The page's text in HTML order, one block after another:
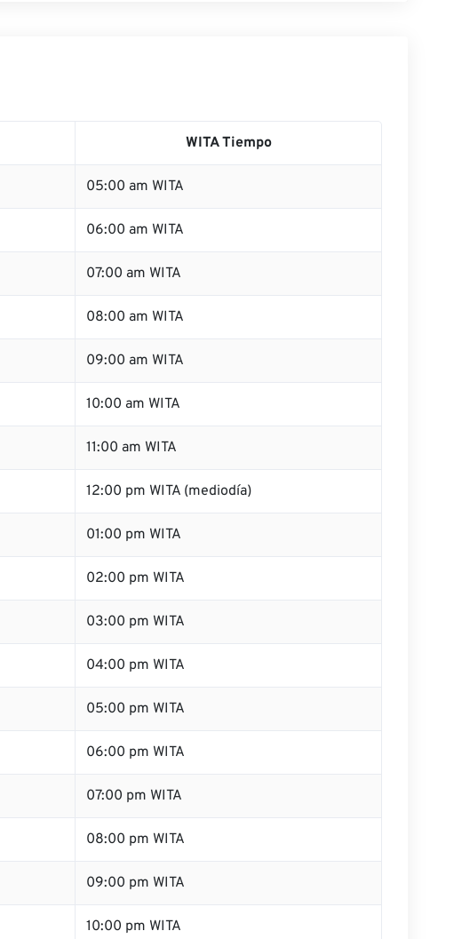
WITA Tiempo
05:00 am WITA
06:00 am WITA
07:00 am WITA
08:00 am WITA
09:00 am WITA
10:00 am WITA
11:00 am WITA
12:00 pm WITA (mediodía)
01:00 pm WITA
02:00 pm WITA
03:00 pm WITA
04:00 pm WITA
05:00 pm WITA
06:00 pm WITA
07:00 pm WITA
08:00 pm WITA
09:00 pm WITA
10:00 pm WITA